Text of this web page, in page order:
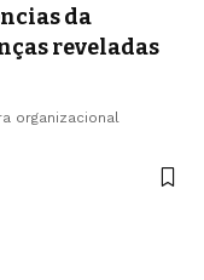
da
reveladas
organizacional